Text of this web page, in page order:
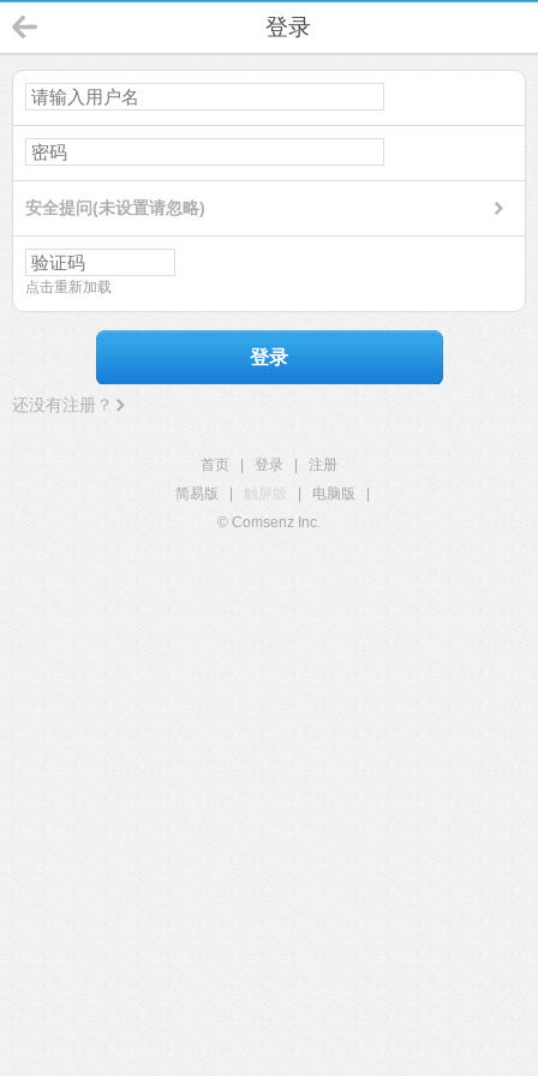
登录
安全提问(未设置请忽略)
点击重新加载
登录
还没有注册？
首页 登录
注册
简易版
触屏版 电脑版
© Comsenz Inc.